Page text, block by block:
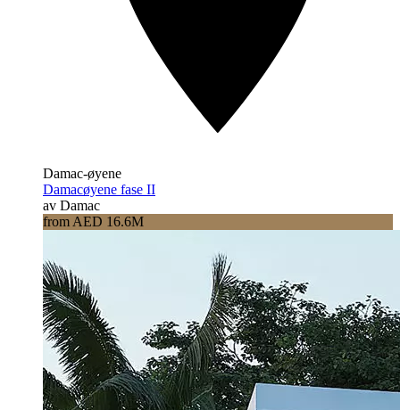
Damac-øyene
Damacøyene fase II
av Damac
from AED 16.6M